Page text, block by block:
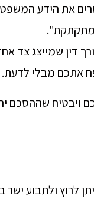
את הידע
מתקתקת".
דין שמייצג צד
אתכם מבלי לדעת.
שההסכם
ניתן לרוץ ולתבוע